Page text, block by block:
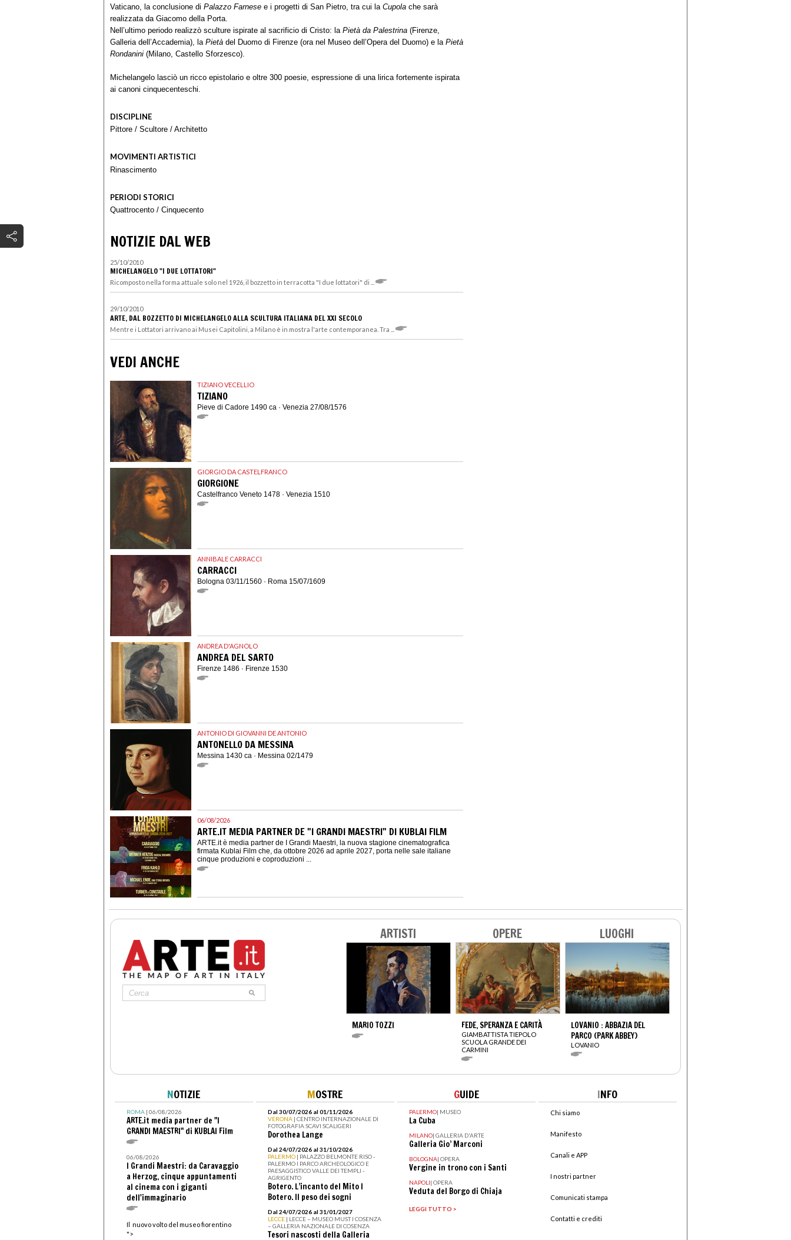
Vaticano, la conclusione di Palazzo Farnese e i progetti di San Pietro, tra cui la Cupola che sarà
realizzata da Giacomo della Porta.
Nell’ultimo periodo realizzò sculture ispirate al sacrificio di Cristo: la Pietà da Palestrina (Firenze,
Galleria dell’Accademia), la Pietà del Duomo di Firenze (ora nel Museo dell’Opera del Duomo) e la Pietà
Rondanini (Milano, Castello Sforzesco).
Michelangelo lasciò un ricco epistolario e oltre 300 poesie, espressione di una lirica fortemente ispirata
ai canoni cinquecenteschi.
DISCIPLINE
Pittore / Scultore / Architetto
MOVIMENTI ARTISTICI
Rinascimento
PERIODI STORICI
Quattrocento / Cinquecento
NOTIZIE DAL WEB
25/10/2010
MICHELANGELO "I DUE LOTTATORI"
Ricomposto nella forma attuale solo nel 1926, il bozzetto in terracotta "I due lottatori" di ...
29/10/2010
ARTE, DAL BOZZETTO DI MICHELANGELO ALLA SCULTURA ITALIANA DEL XXI SECOLO
Mentre i Lottatori arrivano ai Musei Capitolini, a Milano è in mostra l'arte contemporanea. Tra ...
VEDI ANCHE
TIZIANO VECELLIO
TIZIANO
Pieve di Cadore 1490 ca · Venezia 27/08/1576
GIORGIO DA CASTELFRANCO
GIORGIONE
Castelfranco Veneto 1478 · Venezia 1510
ANNIBALE CARRACCI
CARRACCI
Bologna 03/11/1560 · Roma 15/07/1609
ANDREA D'AGNOLO
ANDREA DEL SARTO
Firenze 1486 · Firenze 1530
ANTONIO DI GIOVANNI DE ANTONIO
ANTONELLO DA MESSINA
Messina 1430 ca · Messina 02/1479
06/08/2026
ARTE.IT MEDIA PARTNER DE "I GRANDI MAESTRI" DI KUBLAI FILM
ARTE.it è media partner de I Grandi Maestri, la nuova stagione cinematografica
firmata Kublai Film che, da ottobre 2026 ad aprile 2027, porta nelle sale italiane
cinque produzioni e coproduzioni ...
ARTISTI
MARIO TOZZI
OPERE
FEDE, SPERANZA E CARITÀ
GIAMBATTISTA TIEPOLO
SCUOLA GRANDE DEI
CARMINI
LUOGHI
LOVANIO : ABBAZIA DEL
PARCO (PARK ABBEY)
LOVANIO
NOTIZIE
ROMA| 06/08/2026
ARTE.it media partner de "I
GRANDI MAESTRI" di KUBLAI Film
06/08/2026
I Grandi Maestri: da Caravaggio
a Herzog, cinque appuntamenti
al cinema con i giganti
dell'immaginario
Il nuovo volto del museo fiorentino
">
MOSTRE
Dal 30/07/2026 al 01/11/2026
VERONA | CENTRO INTERNAZIONALE DI
FOTOGRAFIA SCAVI SCALIGERI
Dorothea Lange
Dal 24/07/2026 al 31/10/2026
PALERMO | PALAZZO BELMONTE RISO -
PALERMO I PARCO ARCHEOLOGICO E
PAESAGGISTICO VALLE DEI TEMPLI -
AGRIGENTO
Botero. L’incanto del Mito I
Botero. Il peso dei sogni
Dal 24/07/2026 al 31/01/2027
LECCE | LECCE – MUSEO MUST I COSENZA
– GALLERIA NAZIONALE DI COSENZA
Tesori nascosti della Galleria
GUIDE
PALERMO| MUSEO
La Cuba
MILANO| GALLERIA D'ARTE
Galleria Gio’ Marconi
BOLOGNA| OPERA
Vergine in trono con i Santi
NAPOLI| OPERA
Veduta del Borgo di Chiaja
LEGGI TUTTO >
INFO
Chi siamo
Manifesto
Canali e APP
I nostri partner
Comunicati stampa
Contatti e crediti